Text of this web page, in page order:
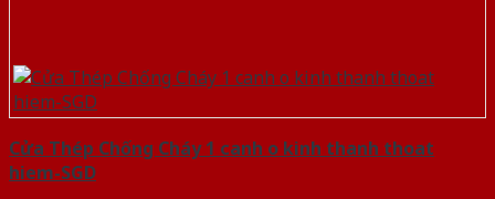
Cửa Thép Chống Cháy 1 canh o kinh thanh thoat
hiem-SGD